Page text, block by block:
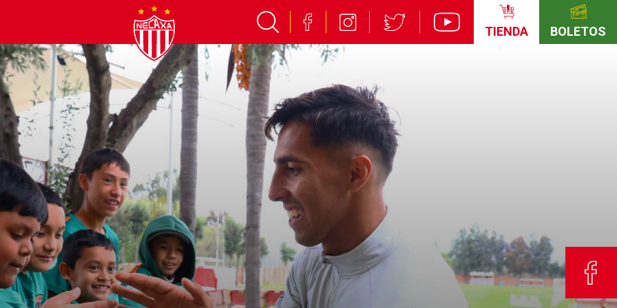
TIENDA BOLETOS